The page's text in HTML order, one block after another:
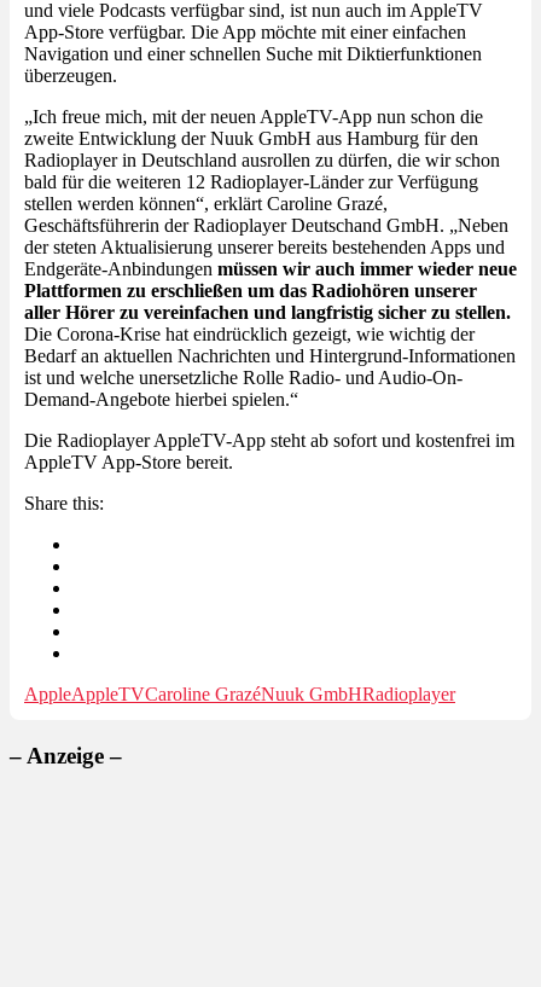
und viele Podcasts verfügbar sind, ist nun auch im AppleTV
App-Store verfügbar. Die App möchte mit einer einfachen
Navigation und einer schnellen Suche mit Diktierfunktionen
überzeugen.
„Ich freue mich, mit der neuen AppleTV-App nun schon die
zweite Entwicklung der Nuuk GmbH aus Hamburg für den
Radioplayer in Deutschland ausrollen zu dürfen, die wir schon
bald für die weiteren 12 Radioplayer-Länder zur Verfügung
stellen werden können“, erklärt Caroline Grazé,
Geschäftsführerin der Radioplayer Deutschand GmbH. „Neben
der steten Aktualisierung unserer bereits bestehenden Apps und
Endgeräte-Anbindungen müssen wir auch immer wieder neue
Plattformen zu erschließen um das Radiohören unserer
aller Hörer zu vereinfachen und langfristig sicher zu stellen.
Die Corona-Krise hat eindrücklich gezeigt, wie wichtig der
Bedarf an aktuellen Nachrichten und Hintergrund-Informationen
ist und welche unersetzliche Rolle Radio- und Audio-On-
Demand-Angebote hierbei spielen.“
Die Radioplayer AppleTV-App steht ab sofort und kostenfrei im
AppleTV App-Store bereit.
Share this:
AppleAppleTVCaroline GrazéNuuk GmbHRadioplayer
– Anzeige –